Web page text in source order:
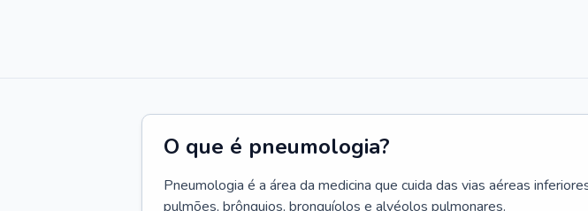
O que é pneumologia?
Pneumologia é a área da medicina que cuida das vias aéreas
pulmões, brônquios, bronquíolos e alvéolos pulmonares.